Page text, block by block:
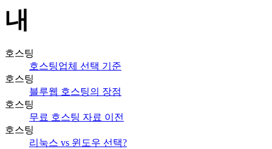
호스팅
호스팅업체 선택 기준
호스팅
블루웹 호스팅의 장점
호스팅
무료 호스팅 자료 이전
호스팅
리눅스 vs 윈도우 선택?